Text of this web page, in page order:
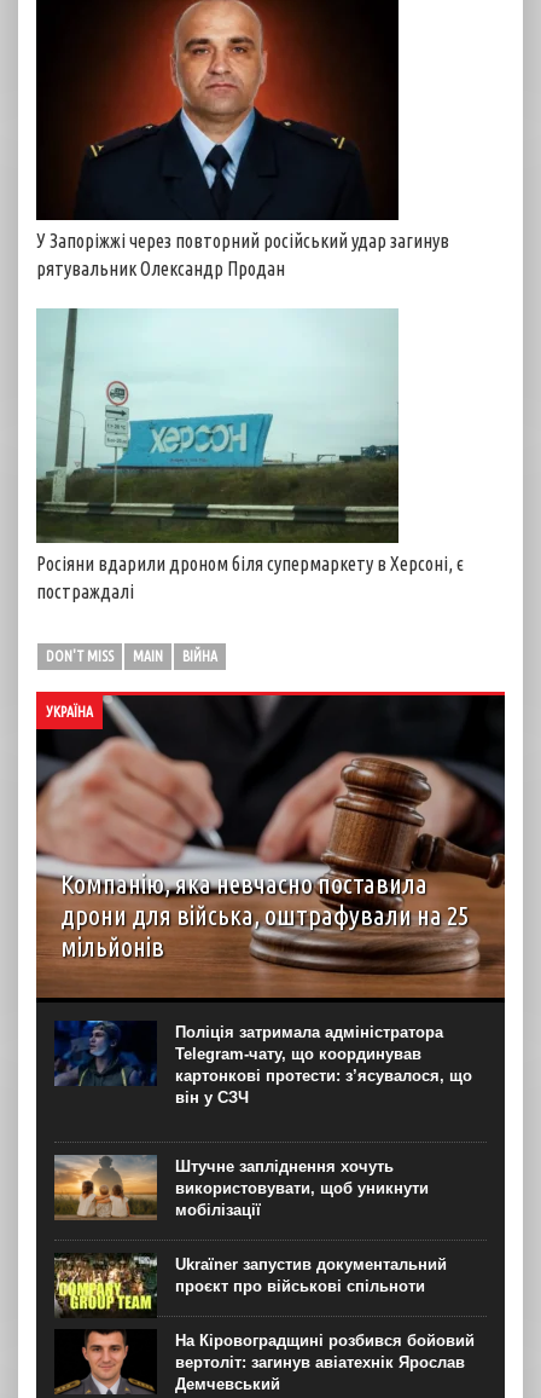
У Запоріжжі через повторний російський удар загинув
рятувальник Олександр Продан
Росіяни вдарили дроном біля супермаркету в Херсоні, є
постраждалі
DON'T MISS MAIN ВІЙНА
УКРАЇНА
Компанію, яка невчасно поставила
дрони для війська, оштрафували на 25
мільйонів
Господарський суд Рівненської області вирішив стягнути
з ТОВ “Домпромбуд” на користь ДП Міністерства
оборони “Агенція оборонних закупівель” 24,88 млн грн за
невчасно поставлені дрони. Про це свідчить рішення
суду...
Поліція затримала адміністратора
Telegram-чату, що координував
картонкові протести: з’ясувалося, що
він у СЗЧ
Штучне запліднення хочуть
використовувати, щоб уникнути
мобілізації
Ukraїner запустив документальний
проєкт про військові спільноти
На Кіровоградщині розбився бойовий
вертоліт: загинув авіатехнік Ярослав
Демчевський